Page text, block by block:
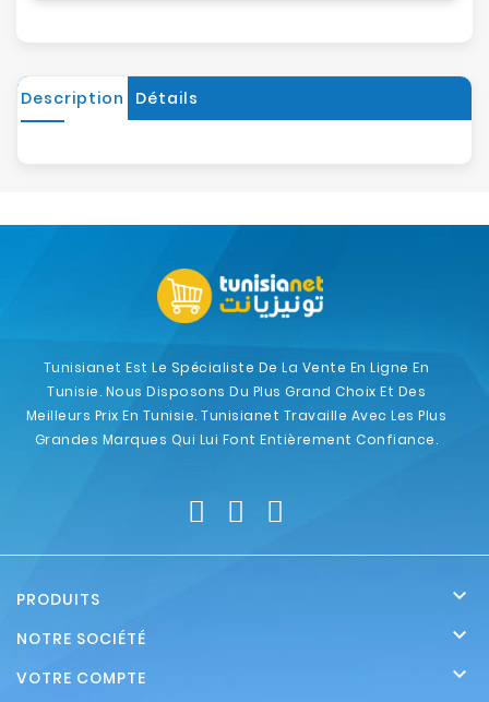
Description Détails
Tunisianet Est Le Spécialiste De La Vente En Ligne En
Tunisie. Nous Disposons Du Plus Grand Choix Et Des
Meilleurs Prix En Tunisie. Tunisianet Travaille Avec Les Plus
Grandes Marques Qui Lui Font Entièrement Confiance.
PRODUITS 
NOTRE SOCIÉTÉ 
VOTRE COMPTE
